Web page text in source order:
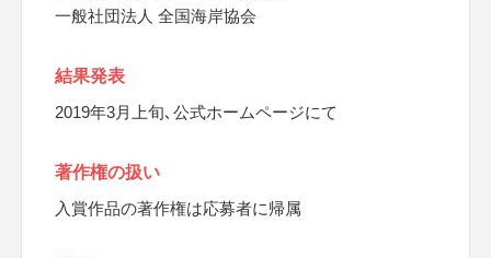
一般社団法人 全国海岸協会
結果発表
2019年3月上旬､公式ホームページにて
著作権の扱い
入賞作品の著作権は応募者に帰属